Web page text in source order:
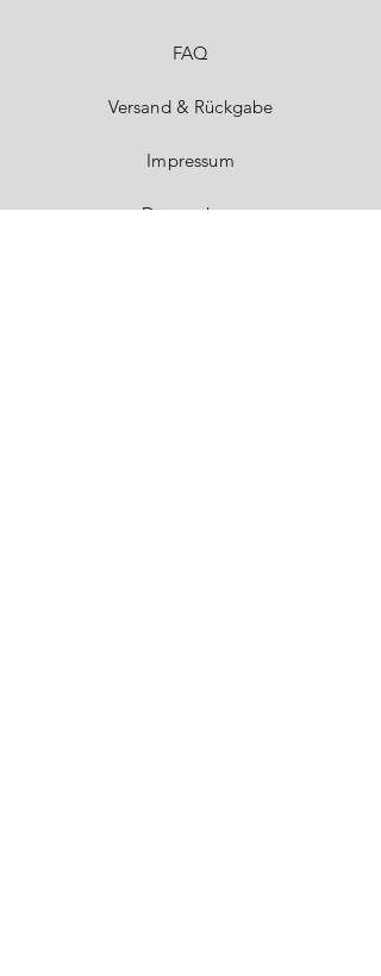
FAQ
Versand & Rückgabe
Impressum
Datenschutz